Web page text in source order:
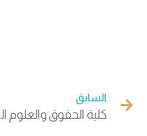
السابق